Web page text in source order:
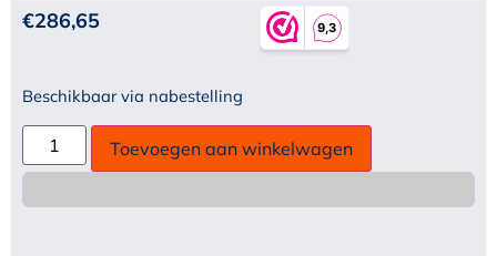
€286,65
Beschikbaar via nabestelling
Toevoegen aan winkelwagen